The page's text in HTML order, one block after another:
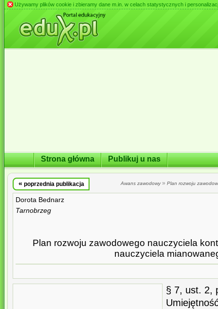
Używamy plików cookie i zbieramy dane m.in. w celach statystycznych i
Strona główna Publikuj u nas
« poprzednia publikacja Awans zawodowy» Plan rozwoju
Dorota Bednarz
Tarnobrzeg
Plan rozwoju zawodowego nauczyciela
nauczyciela
§ 7, ust. 2,